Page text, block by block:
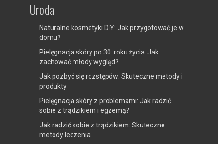
Uroda
Naturalne kosmetyki DIY: Jak przygotować je w
domu?
Pielęgnacja skóry po 30. roku życia: Jak
zachować młody wygląd?
Jak pozbyć się rozstępów: Skuteczne metody i
produkty
Pielęgnacja skóry z problemami: Jak radzić
sobie z trądzikiem i egzemą?
Jak radzić sobie z trądzikiem: Skuteczne
metody leczenia